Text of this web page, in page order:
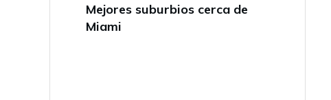
Mejores suburbios cerca de
Miami